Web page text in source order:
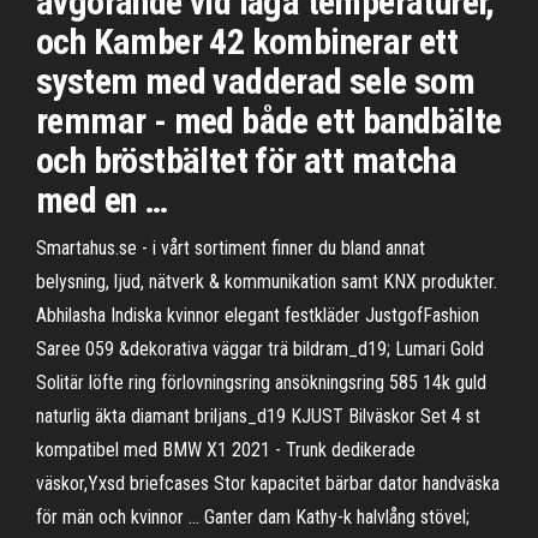
och Kamber 42 kombinerar ett
system med vadderad sele som
remmar - med både ett bandbälte
och bröstbältet för att matcha
med en …
Smartahus.se - i vårt sortiment finner du bland annat
belysning, ljud, nätverk & kommunikation samt KNX produkter.
Abhilasha Indiska kvinnor elegant festkläder JustgofFashion
Saree 059 &dekorativa väggar trä bildram_d19; Lumari Gold
Solitär löfte ring förlovningsring ansökningsring 585 14k guld
naturlig äkta diamant briljans_d19 KJUST Bilväskor Set 4 st
kompatibel med BMW X1 2021 - Trunk dedikerade
väskor,Yxsd briefcases Stor kapacitet bärbar dator handväska
för män och kvinnor … Ganter dam Kathy-k halvlång stövel;